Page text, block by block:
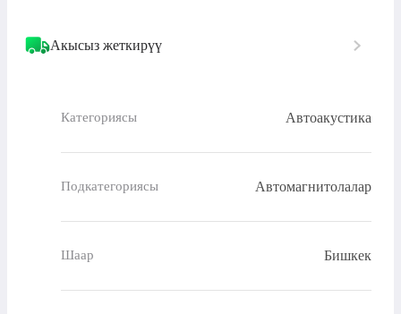
Акысыз жеткирүү
Категориясы Автоакустика
Подкатегориясы Автомагнитолалар
Шаар Бишкек